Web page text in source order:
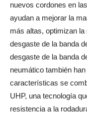
nuevos cordones en
ayudan a mejorar la
más altas, optimizan
desgaste de la banda
desgaste de la banda
neumático también
características se
UHP, una tecnología
resistencia a la